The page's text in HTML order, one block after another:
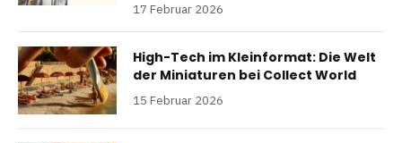
17 Februar 2026
High-Tech im Kleinformat: Die Welt
der Miniaturen bei Collect World
15 Februar 2026